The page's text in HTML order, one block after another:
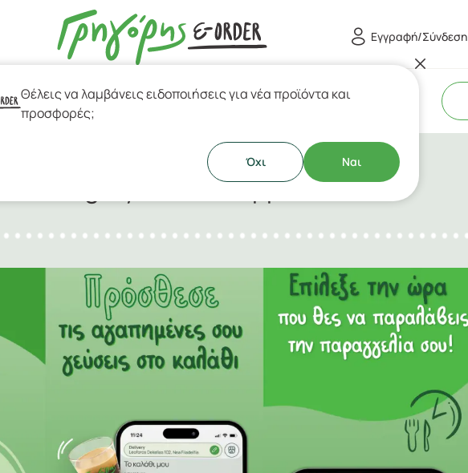
Εγγραφή/Σύνδεση
& Ελληνικός Καφές
Gregory's eorder app
Θέλεις να λαμβάνεις ειδοποιήσεις για νέα προϊόντα και
προσφορές;
Όχι Ναι